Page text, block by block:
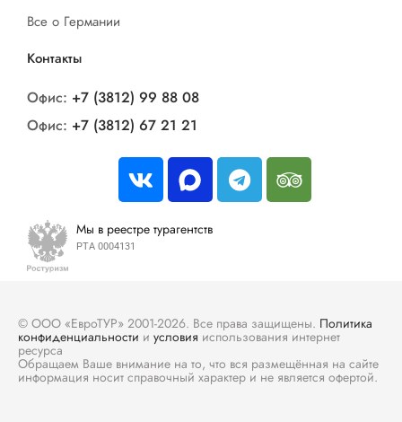
Все о Германии
Контакты
Офис: +7 (3812) 99 88 08
Офис: +7 (3812) 67 21 21
Мы в реестре турагентств
РТА 0004131
© ООО «ЕвроТУР» 2001-2026. Все права защищены. Политика
конфиденциальности и условия использования интернет
ресурса
Обращаем Ваше внимание на то, что вся размещённая на сайте
информация носит справочный характер и не является офертой.